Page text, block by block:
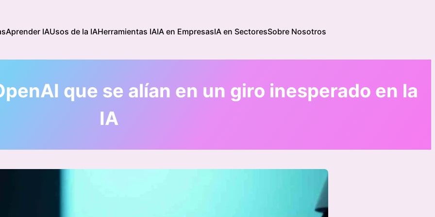
Aprender IAUsos de la IAHerramientas IAIA en EmpresasIA en SectoresSobre Nosotros
que se alían en un giro inesperado en la
IA